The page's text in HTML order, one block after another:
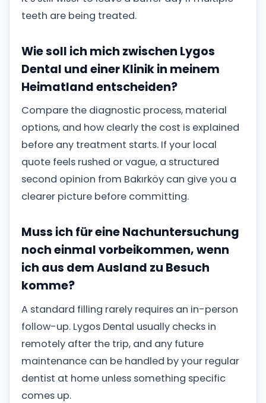
teeth are being treated.
Wie soll ich mich zwischen Lygos
Dental und einer Klinik in meinem
Heimatland entscheiden?
Compare the diagnostic process, material
options, and how clearly the cost is explained
before any treatment starts. If your local
quote feels rushed or vague, a structured
second opinion from Bakırköy can give you a
clearer picture before committing.
Muss ich für eine Nachuntersuchung
noch einmal vorbeikommen, wenn
ich aus dem Ausland zu Besuch
komme?
A standard filling rarely requires an in-person
follow-up. Lygos Dental usually checks in
remotely after the trip, and any future
maintenance can be handled by your regular
dentist at home unless something specific
comes up.